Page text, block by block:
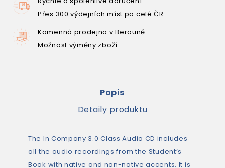
Přes 300 výdejních míst po celé ČR
Kamenná prodejna v Berouně
Možnost výměny zboží
Popis
Detaily produktu
The In Company 3.0 Class Audio CD includes
all the audio recordings from the Student’s
Book with native and non-native accents. It is